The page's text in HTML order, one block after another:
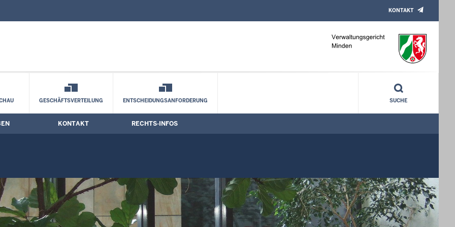
Kontaktformular
KONTAKT
GESCHÄFTSVERTEILUNG ENTSCHEIDUNGSANFORDERUNG SUCHE
KONTAKT RECHTS-INFOS